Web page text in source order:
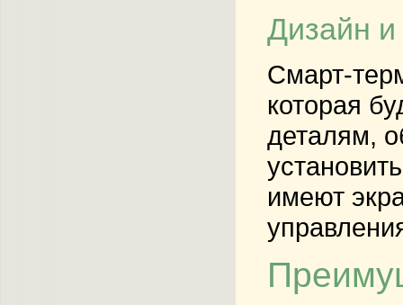
Дизайн и
Смарт-
которая
деталям,
имеют